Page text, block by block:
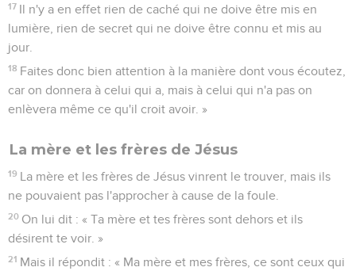
17 Il n'y a en effet rien de caché qui ne doive être mis en
lumière, rien de secret qui ne doive être connu et mis au
jour.
18 Faites donc bien attention à la manière dont vous écoutez,
car on donnera à celui qui a, mais à celui qui n'a pas on
enlèvera même ce qu'il croit avoir. »
La mère et les frères de Jésus
19 La mère et les frères de Jésus vinrent le trouver, mais ils
ne pouvaient pas l'approcher à cause de la foule.
20 On lui dit : « Ta mère et tes frères sont dehors et ils
désirent te voir. »
21 Mais il répondit : « Ma mère et mes frères, ce sont ceux qui